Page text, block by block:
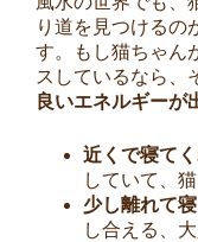
り道を見つけるの
す。もし猫ちゃん
スしているなら、
良いエネルギーが
近くで寝て
していて、
少し離れて
し合える、